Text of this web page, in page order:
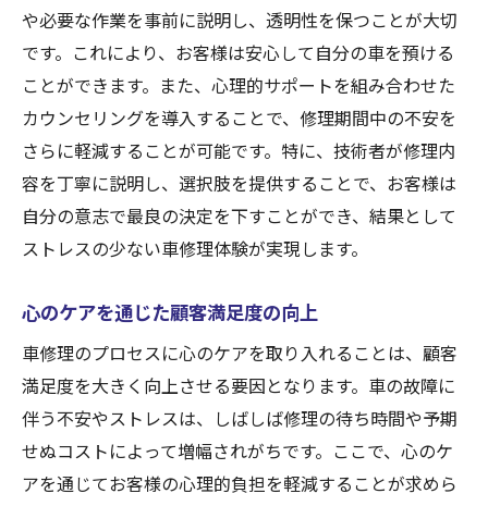
性
車修理業界における心のケアの導入事例
心のケアを重視した車修理の未来展望
心のケアがもたらす業界への新たな価値
心のケアを取り入れた車修理サービスの重要性
と未来
車修理で心のケアを重視すべき理由
革新的な車修理サービスで得られる安心感
心身の健康を守るための車修理の取り組み
サービス向上における心のケアの役割
心のケアを提供することで得られる顧客の
信頼
車修理と心のケアの融合ストレスフリーな新し
や必要な作業を事前に説明し、透明性を保つことが大切
です。これにより、お客様は安心して自分の車を預ける
ことができます。また、心理的サポートを組み合わせた
カウンセリングを導入することで、修理期間中の不安を
さらに軽減することが可能です。特に、技術者が修理内
容を丁寧に説明し、選択肢を提供することで、お客様は
自分の意志で最良の決定を下すことができ、結果として
ストレスの少ない車修理体験が実現します。
心のケアを通じた顧客満足度の向上
車修理のプロセスに心のケアを取り入れることは、顧客
満足度を大きく向上させる要因となります。車の故障に
伴う不安やストレスは、しばしば修理の待ち時間や予期
せぬコストによって増幅されがちです。ここで、心のケ
アを通じてお客様の心理的負担を軽減することが求めら